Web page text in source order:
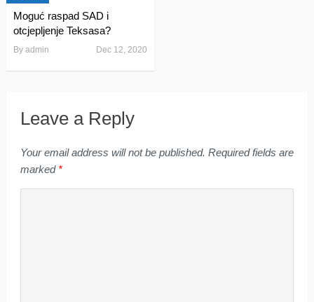
Moguć raspad SAD i
otcjepljenje Teksasa?
By admin Dec 12, 2020
Leave a Reply
Your email address will not be published. Required fields are
marked *